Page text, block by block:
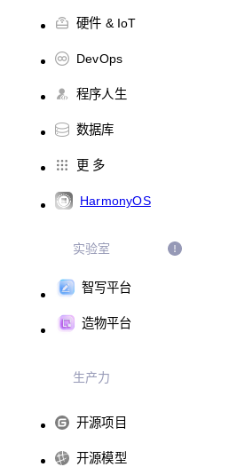
硬件 & IoT
DevOps
程序人生
数据库
更 多
HarmonyOS
实验室
智写平台
造物平台
生产力
开源项目
开源模型